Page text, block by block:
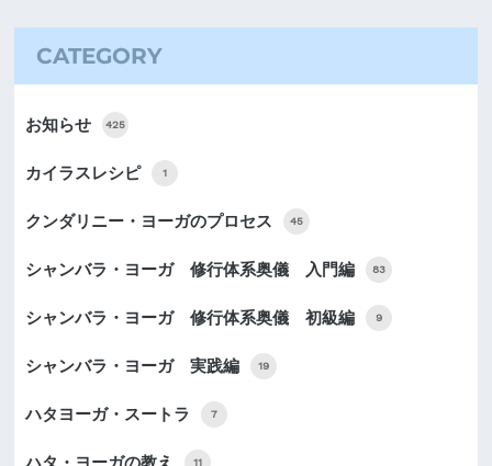
CATEGORY
お知らせ 425
カイラスレシピ 1
クンダリニー・ヨーガのプロセス 45
シャンバラ・ヨーガ 修行体系奥儀 入門編 83
シャンバラ・ヨーガ 修行体系奥儀 初級編 9
シャンバラ・ヨーガ 実践編 19
ハタヨーガ・スートラ 7
11